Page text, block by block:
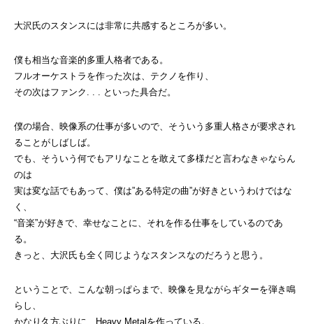
大沢氏のスタンスには非常に共感するところが多い。
僕も相当な音楽的多重人格者である。
フルオーケストラを作った次は、テクノを作り、
その次はファンク. . . といった具合だ。
僕の場合、映像系の仕事が多いので、そういう多重人格さが要求され
ることがしばしば。
でも、そういう何でもアリなことを敢えて多様だと言わなきゃならん
のは
実は変な話でもあって、僕は”ある特定の曲”が好きというわけではな
く、
“音楽”が好きで、幸せなことに、それを作る仕事をしているのであ
る。
きっと、大沢氏も全く同じようなスタンスなのだろうと思う。
ということで、こんな朝っぱらまで、映像を見ながらギターを弾き鳴
らし、
かなり久方ぶりに、Heavy Metalを作っている。